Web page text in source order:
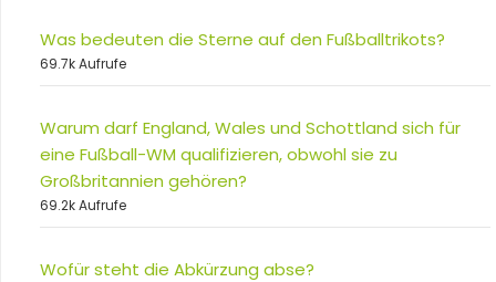
Was bedeuten die Sterne auf den Fußballtrikots?
69.7k Aufrufe
Warum darf England, Wales und Schottland sich für
eine Fußball-WM qualifizieren, obwohl sie zu
Großbritannien gehören?
69.2k Aufrufe
Wofür steht die Abkürzung abse?